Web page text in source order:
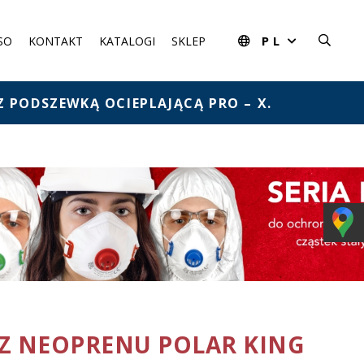
PL
KONTAKT KATALOGI SKLEP
OCIEPLAJĄCĄ PRO – X.
NEOPRENU POLAR KING